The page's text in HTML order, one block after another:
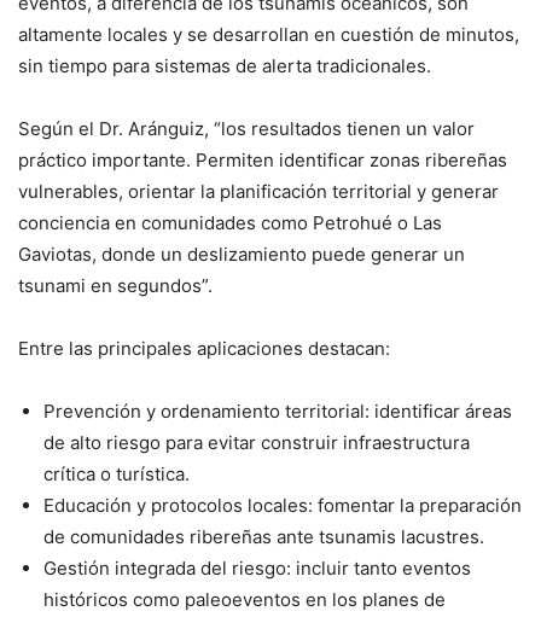
altamente locales y se desarrollan en cuestión de minutos,
sin tiempo para sistemas de alerta tradicionales.
Según el Dr. Aránguiz, “los resultados tienen un valor
práctico importante. Permiten identificar zonas ribereñas
vulnerables, orientar la planificación territorial y generar
conciencia en comunidades como Petrohué o Las
Gaviotas, donde un deslizamiento puede generar un
tsunami en segundos”.
Entre las principales aplicaciones destacan:
Prevención y ordenamiento territorial: identificar áreas
de alto riesgo para evitar construir infraestructura
crítica o turística.
Educación y protocolos locales: fomentar la preparación
de comunidades ribereñas ante tsunamis lacustres.
Gestión integrada del riesgo: incluir tanto eventos
históricos como paleoeventos en los planes de